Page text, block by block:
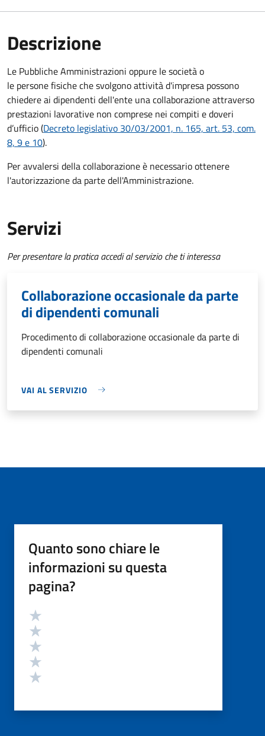
Descrizione
Le Pubbliche Amministrazioni oppure le società o
le persone fisiche che svolgono attività d'impresa possono
chiedereai dipendenti dell'ente una collaborazione attraverso
prestazioni lavorative non comprese nei compiti e doveri
d’ufficio(Decreto legislativo 30/03/2001, n. 165, art. 53, com.
8, 9 e 10).
Per avvalersi della collaborazione è necessario ottenere
l'autorizzazione da parte dell'Amministrazione.
Servizi
Per presentare la pratica accedi al servizio che ti interessa
Collaborazione occasionale da parte
di dipendenti comunali
Procedimento di collaborazione occasionale da parte di
dipendenti comunali
VAI AL SERVIZIO
Quanto sono chiare le
informazioni su questa
pagina?
Valutazione